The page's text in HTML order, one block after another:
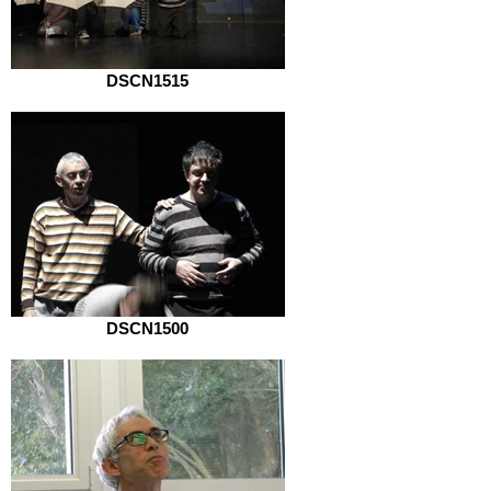
DSCN1515
DSCN1500